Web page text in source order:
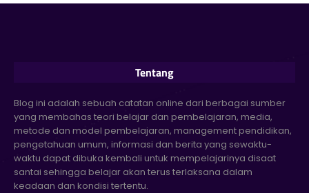
Tentang
Blog ini adalah sebuah catatan online dari berbagai sumber
yang membahas teori belajar dan pembelajaran, media,
metode dan model pembelajaran, management pendidikan,
pengetahuan umum, informasi dan berita yang sewaktu-
waktu dapat dibuka kembali untuk mempelajarinya disaat
santai sehingga belajar akan terus terlaksana dalam
keadaan dan kondisi tertentu.